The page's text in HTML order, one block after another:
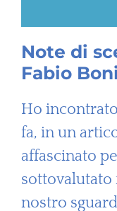
Note di
Fabio
Ho
fa, in un
affascinato
nostro